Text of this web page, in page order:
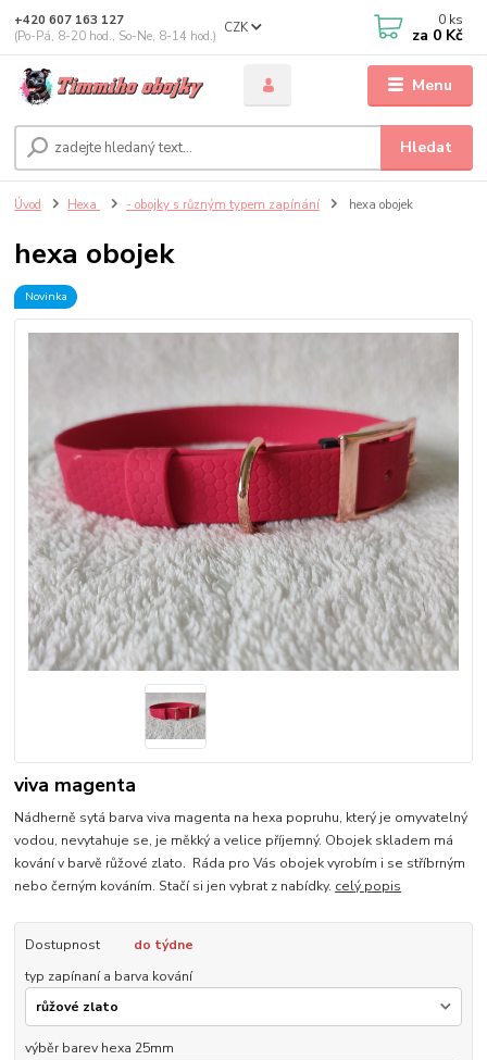
Menu
CZK
Hledat
+420 607 163 127
(Po-Pá, 8-20 hod., So-Ne, 8-14 hod.)
0 ks
za 0 Kč
Úvod Hexa - obojky s různým typem zapínání hexa obojek
hexa obojek
Novinka
viva magenta
Nádherně sytá barva viva magenta na hexa popruhu, který je omyvatelný
vodou, nevytahuje se, je měkký a velice příjemný. Obojek skladem má
kování v barvě růžové zlato. Ráda pro Vás obojek vyrobím i se stříbrným
nebo černým kováním. Stačí si jen vybrat z nabídky. celý popis
Dostupnost
do týdne
typ zapínaní a barva kování
výběr barev hexa 25mm